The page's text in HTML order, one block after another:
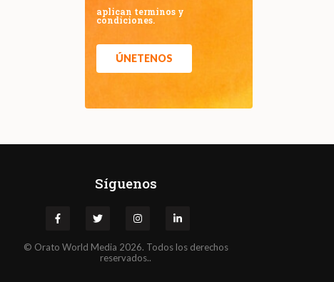
aplican terminos y
condiciones.
ÚNETENOS
Síguenos
© Orato World Media 2026. Todos los derechos
reservados..